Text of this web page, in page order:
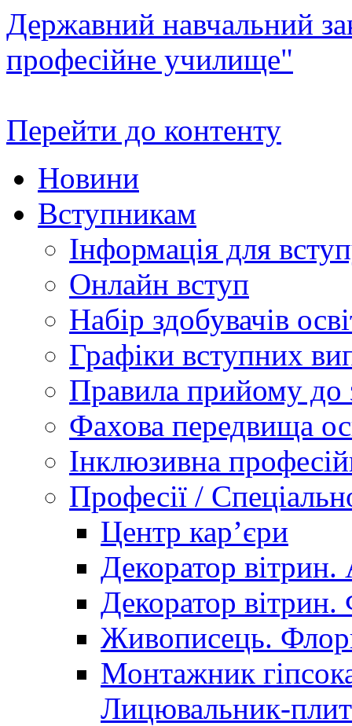
Державний навчальний
професійне училище"
Перейти до контенту
Новини
Вступникам
Інформація для
Онлайн вступ
Набір здобувачів
Графіки вступних
Правила прийому до
Фахова передвища
Інклюзивна
Професії /
Центр кар’єри
Декоратор вітрин.
Декоратор вітрин.
Живописець.
Монтажник
Лицювальник-